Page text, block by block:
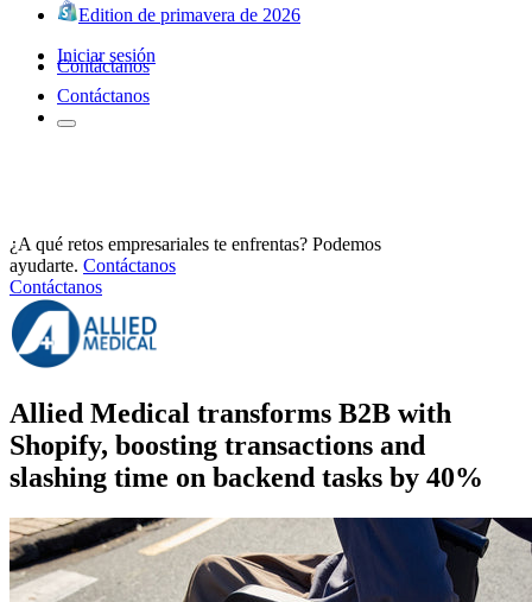
Edition de primavera de 2026
Iniciar sesión
Contáctanos
Contáctanos
¿A qué retos empresariales te enfrentas? Podemos
ayudarte. Contáctanos
Contáctanos
Allied Medical transforms B2B with
Shopify, boosting transactions and
slashing time on backend tasks by 40%